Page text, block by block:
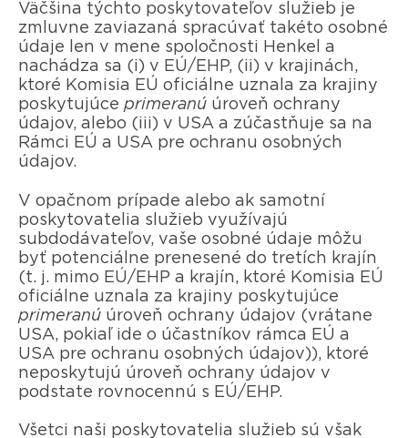
Väčšina týchto poskytovateľov služieb je
zmluvne zaviazaná spracúvať takéto osobné
údaje len v mene spoločnosti Henkel a
nachádza sa (i) v EÚ/EHP, (ii) v krajinách,
ktoré Komisia EÚ oficiálne uznala za krajiny
poskytujúce primeranú úroveň ochrany
údajov, alebo (iii) v USA a zúčastňuje sa na
Rámci EÚ a USA pre ochranu osobných
údajov.
V opačnom prípade alebo ak samotní
poskytovatelia služieb využívajú
subdodávateľov, vaše osobné údaje môžu
byť potenciálne prenesené do tretích krajín
(t. j. mimo EÚ/EHP a krajín, ktoré Komisia EÚ
oficiálne uznala za krajiny poskytujúce
primeranú úroveň ochrany údajov (vrátane
USA, pokiaľ ide o účastníkov rámca EÚ a
USA pre ochranu osobných údajov)), ktoré
neposkytujú úroveň ochrany údajov v
podstate rovnocennú s EÚ/EHP.
Všetci naši poskytovatelia služieb sú však